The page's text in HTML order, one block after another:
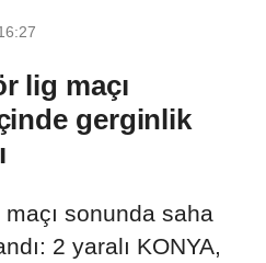
lig maçı
gerginlik
sonunda saha
2 yaralı KONYA,